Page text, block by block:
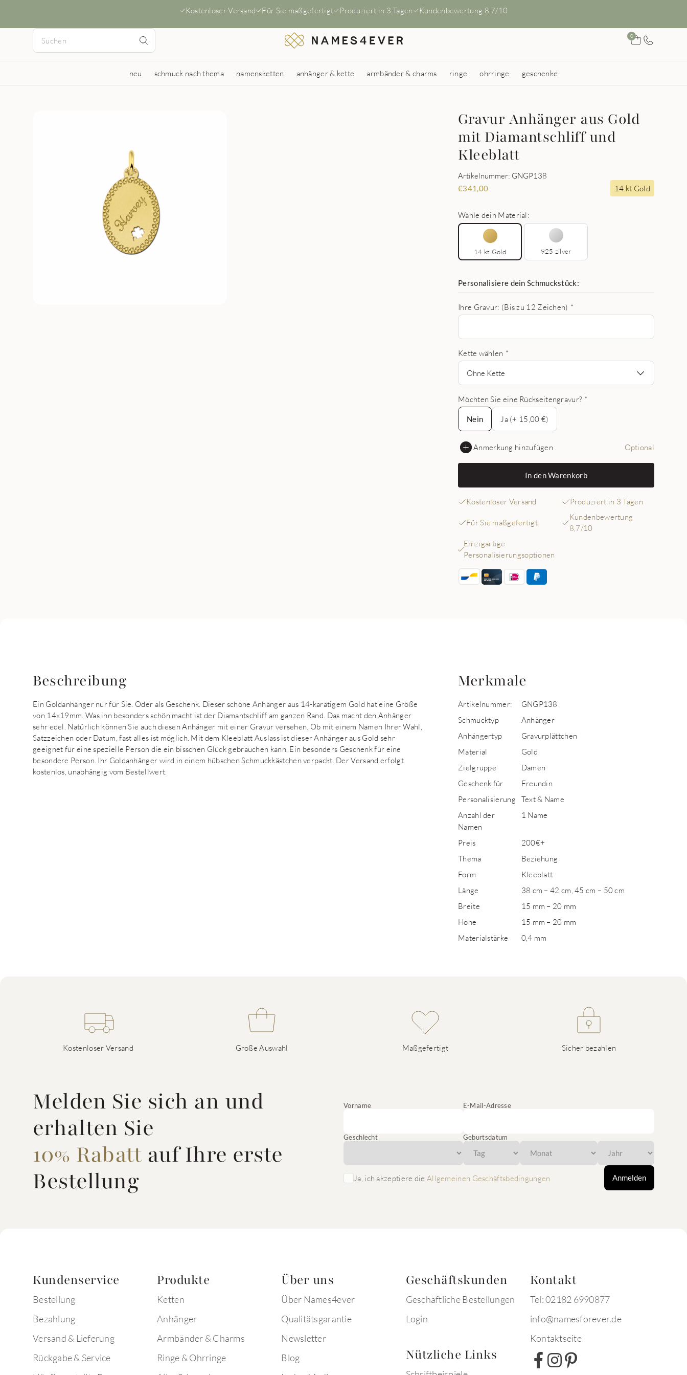
Kostenloser Versand Für Sie maßgefertigt Produziert in 3 Tagen Kundenbewertung 8.7/10
0
neu schmuck nach thema namensketten anhänger & kette armbänder & charms ringe ohrringe geschenke
Gravur Anhänger aus Gold
mit Diamantschliff und
Kleeblatt
Artikelnummer: GNGP138
€341,00 14 kt Gold
Wähle dein Material:
14 kt Gold 925 zilver
Personalisiere dein Schmuckstück:
Ihre Gravur: (Bis zu 12 Zeichen) *
Kette wählen *
Ohne Kette
Möchten Sie eine Rückseitengravur? *
Nein
Nein
Ja (+ 15,00 €)
Anmerkung hinzufügen Optional
In den Warenkorb
Kostenloser Versand Produziert in 3 Tagen
Für Sie maßgefertigt
Kundenbewertung
8,7/10
Einzigartige
Personalisierungsoptionen
Beschreibung
Ein Goldanhänger nur für Sie. Oder als Geschenk. Dieser schöne Anhänger aus 14-karätigem Gold hat eine Größe
von 14x19mm. Was ihn besonders schön macht ist der Diamantschliff am ganzen Rand. Das macht den Anhänger
sehr edel. Natürlich können Sie auch diesen Anhänger mit einer Gravur versehen. Ob mit einem Namen Ihrer Wahl,
Satzzeichen oder Datum, fast alles ist möglich. Mit dem Kleeblatt Auslass ist dieser Anhänger aus Gold sehr
geeignet für eine spezielle Person die ein bisschen Glück gebrauchen kann. Ein besonders Geschenk für eine
besondere Person. Ihr Goldanhänger wird in einem hübschen Schmuckkästchen verpackt. Der Versand erfolgt
kostenlos, unabhängig vom Bestellwert.
Merkmale
Artikelnummer:
GNGP138
Schmucktyp
Anhänger
Anhängertyp
Gravurplättchen
Material
Gold
Zielgruppe
Damen
Geschenk für
Freundin
Personalisierung
Text & Name
Anzahl der
Namen
1 Name
Preis
200€+
Thema
Beziehung
Form
Kleeblatt
Länge
38 cm – 42 cm, 45 cm – 50 cm
Breite
15 mm – 20 mm
Höhe
15 mm – 20 mm
Materialstärke
0,4 mm
Kostenloser Versand Große Auswahl Maßgefertigt Sicher bezahlen
Melden Sie sich an und
erhalten Sie
10% Rabattauf Ihre erste
Bestellung
Vorname E-Mail-Adresse
Geschlecht Geburtsdatum
Ja, ich akzeptiere die Allgemeinen Geschäftsbedingungen Anmelden
Kundenservice
Bestellung
Bezahlung
Versand & Lieferung
Rückgabe & Service
Produkte
Ketten
Anhänger
Armbänder & Charms
Ringe & Ohrringe
Über uns
Über Names4ever
Qualitätsgarantie
Newsletter
Blog
Geschäftskunden
Geschäftliche Bestellungen
Login
Nützliche Links
Kontakt
Tel: 02182 6990877
info@namesforever.de
Kontaktseite